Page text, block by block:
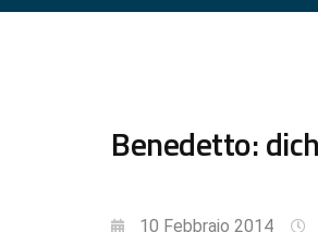
Benedetto:
10 Febbraio 2014